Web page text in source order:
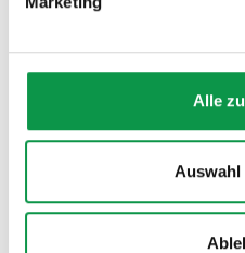
Alle
Auswahl
geschützter
können Sie auf eine